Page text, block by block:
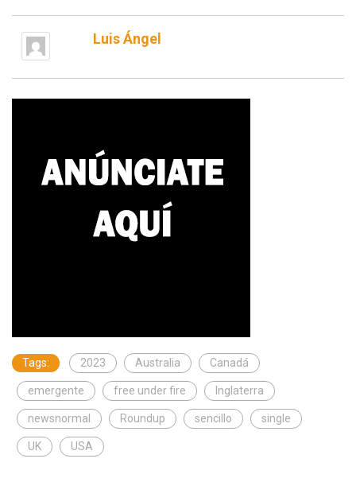
Luis Ángel
Tags: 2023 Australia Canadá
emergente free under fire Inglaterra
newsnormal Roundup sencillo single
UK USA